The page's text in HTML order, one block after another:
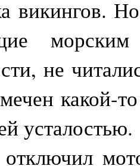
викингов.
не
какой-
усталостью.